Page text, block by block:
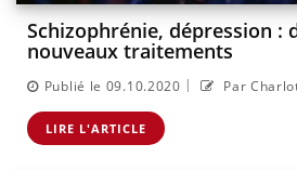
Schizophrénie, dépression :
nouveaux traitements
Publié le 09.10.2020 | Par
LIRE L'ARTICLE